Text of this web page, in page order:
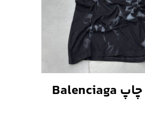
تیشرت نخ پنبه چاپ Balenciaga